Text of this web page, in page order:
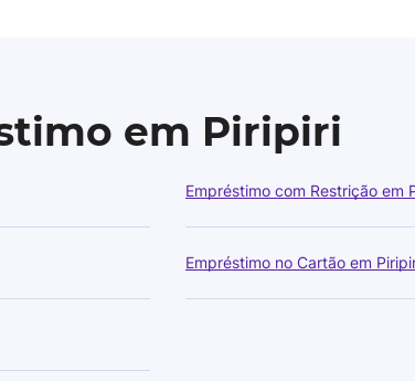
em Piripiri
Empréstimo com Restrição em
Empréstimo no Cartão em